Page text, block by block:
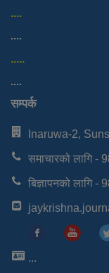
....
....
.....
....
सम्पर्क
Inaruwa-2,
समाचारको लागि -
बिज्ञापनको लागि
...